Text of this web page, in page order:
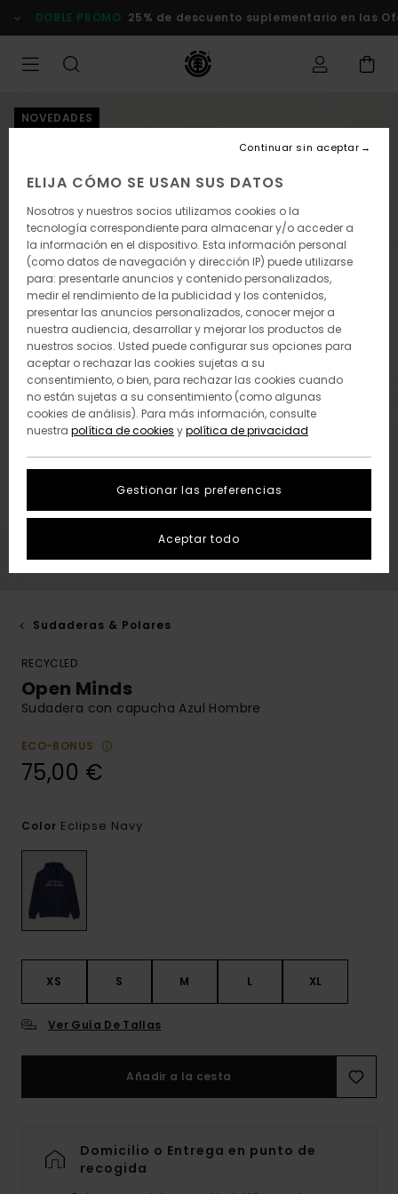
la
DOBLE PROMO 25% de descuento suplementario en las
NOVEDADES
Sudaderas & Polares
RECYCLED
Open Minds
Sudadera con capucha Azul Hombre
ECO-BONUS
75,00 €
Color Eclipse Navy
XS S M L XL
Ver Guía De Tallas
Añadir a la cesta
Domicilio o Entrega en punto de
recogida
ELIJA CÓMO SE USAN SUS DATOS
Nosotros y nuestros socios utilizamos cookies o la
tecnología correspondiente para almacenar y/o acceder a
la información en el dispositivo. Esta información personal
(como datos de navegación y dirección IP) puede utilizarse
para: presentarle anuncios y contenido personalizados,
medir el rendimiento de la publicidad y los contenidos,
presentar las anuncios personalizados, conocer mejor a
nuestra audiencia, desarrollar y mejorar los productos de
nuestros socios. Usted puede configurar sus opciones para
aceptar o rechazar las cookies sujetas a su
consentimiento, o bien, para rechazar las cookies cuando
no están sujetas a su consentimiento (como algunas
cookies de análisis). Para más información, consulte
nuestra política de cookies ypolítica de privacidad
Gestionar las preferencias
Continuar sin aceptar
Aceptar todo